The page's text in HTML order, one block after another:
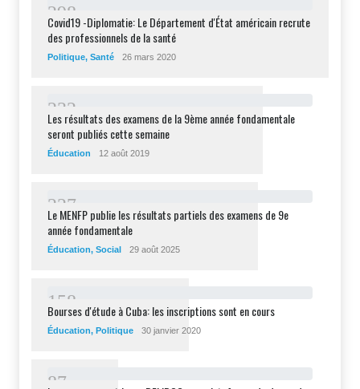
298
Covid19 -Diplomatie: Le Département d'État américain recrute
des professionnels de la santé
Politique, Santé 26 mars 2020
232
Les résultats des examens de la 9ème année fondamentale
seront publiés cette semaine
Éducation 12 août 2019
227
Le MENFP publie les résultats partiels des examens de 9e
année fondamentale
Éducation, Social 29 août 2025
1 58
Bourses d'étude à Cuba: les inscriptions sont en cours
Éducation, Politique 30 janvier 2020
87